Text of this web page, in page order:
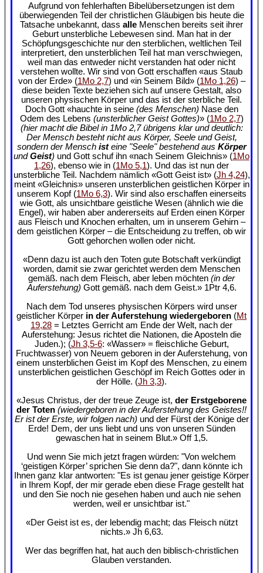
Aufgrund von fehlerhaften Bibelübersetzungen ist dem
überwiegenden Teil der christlichen Gläubigen bis heute die
Tatsache unbekannt, dass alle Menschen bereits seit ihrer
Geburt unsterbliche Lebewesen sind. Man hat in der
Schöpfungsgeschichte nur den sterblichen, weltlichen Teil
interpretiert, den unsterblichen Teil hat man verschwiegen,
weil man das entweder nicht verstanden hat oder nicht
verstehen wollte. Wir sind von Gott erschaffen «aus Staub
von der Erde» (1Mo 2,7) und «in Seinem Bild» (1Mo 1,26) –
diese beiden Texte beziehen sich auf unsere Gestalt, also
unseren physischen Körper und das ist der sterbliche Teil.
Doch Gott «hauchte in seine (des Menschen) Nase den
Odem des Lebens (unsterblicher Geist Gottes)» (1Mo 2,7)
(hier macht die Bibel in 1Mo 2,7 übrigens klar und deutlich:
Der Mensch besteht nicht aus Körper, Seele und Geist,
sondern der Mensch isteine "Seele" bestehend aus Körper
undGeist) und Gott schuf ihn «nach Seinem Gleichnis» (1Mo
1,26), ebenso wie in (1Mo 5,1). Und das ist nun der
unsterbliche Teil. Nachdem nämlich «Gott Geist ist» (Jh 4,24),
meint «Gleichnis» unseren unsterblichen geistlichen Körper in
unserem Kopf (1Mo 6,3). Wir sind also erschaffen einerseits
wie Gott, als unsichtbare geistliche Wesen (ähnlich wie die
Engel), wir haben aber andererseits auf Erden einen Körper
aus Fleisch und Knochen erhalten, um in unserem Gehirn –
dem geistlichen Körper – die Entscheidung zu treffen, ob wir
Gott gehorchen wollen oder nicht.
«Denn dazu ist auch den Toten gute Botschaft verkündigt
worden, damit sie zwar gerichtet werden dem Menschen
gemäß. nach dem Fleisch, aber leben möchten (in der
Auferstehung) Gott gemäß. nach dem Geist.» 1Ptr 4,6.
Nach dem Tod unseres physischen Körpers wird unser
geistlicher Körper in der Auferstehung wiedergeboren (Mt
19,28 = Letztes Gerricht am Ende der Welt, nach der
Auferstehung: Jesus richtet die Nationen, die Aposteln die
Juden.); (Jh 3,5-6: «Wasser» = fleischliche Geburt,
Fruchtwasser) von Neuem geboren in der Auferstehung, von
einem unsterblichen Geist im Kopf des Menschen, zu einem
unsterblichen geistlichen Geschöpf im Reich Gottes oder in
der Hölle. (Jh 3,3).
«Jesus Christus, der der treue Zeuge ist, der Erstgeborene
der Toten (wiedergeboren in der Auferstehung des Geistes!!
Er ist der Erste, wir folgen nach) und der Fürst der Könige der
Erde! Dem, der uns liebt und uns von unseren Sünden
gewaschen hat in seinem Blut.» Off 1,5.
Und wenn Sie mich jetzt fragen würden: "Von welchem
‘geistigen Körper’ sprichen Sie denn da?", dann könnte ich
Ihnen ganz klar antworten: "Es ist genau jener geistige Körper
in Ihrem Kopf, der mir gerade eben diese Frage gestellt hat
und den Sie noch nie gesehen haben und auch nie sehen
werden, weil er unsichtbar ist."
«Der Geist ist es, der lebendig macht; das Fleisch nützt
nichts.» Jh 6,63.
Wer das begriffen hat, hat auch den biblisch-christlichen
Glauben verstanden.